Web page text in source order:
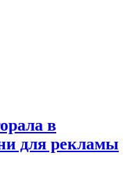
в
для рекламы